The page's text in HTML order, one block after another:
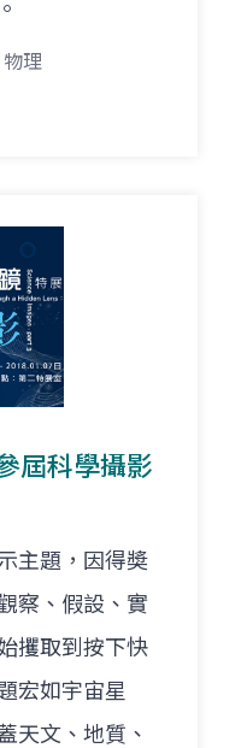
物理
屆科學攝影
主題，因得奬
察、假設、實
攫取到按下快
宏如宇宙星
天文、地質、